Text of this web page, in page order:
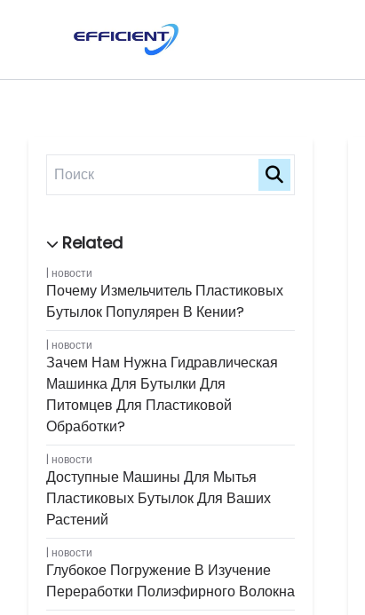
новости
Почему Измельчитель Пластиковых
Бутылок Популярен В Кении?
новости
Зачем Нам Нужна Гидравлическая
Машинка Для Бутылки Для
Питомцев Для Пластиковой
Обработки?
новости
Доступные Машины Для Мытья
Пластиковых Бутылок Для Ваших
Растений
новости
Глубокое Погружение В Изучение
Переработки Полиэфирного Волокна